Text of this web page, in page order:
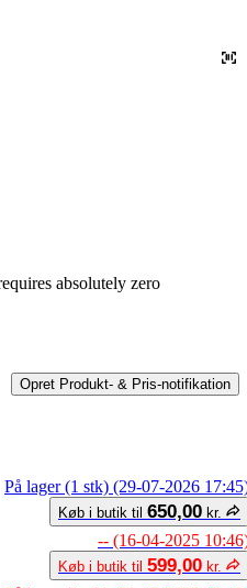
absolutely zero
Opret Produkt- & Pris-notifikation
På lager (1 stk) (29-07-2026
Køb i butik til 650,00 kr.
-- (16-04-2025
Køb i butik til 599,00 kr.